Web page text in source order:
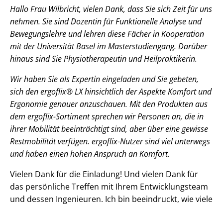
Hallo Frau Wilbricht, vielen Dank, dass Sie sich Zeit für uns
nehmen. Sie sind Dozentin für Funktionelle Analyse und
Bewegungslehre und lehren diese Fächer in Kooperation
mit der Universität Basel im Masterstudiengang. Darüber
hinaus sind Sie Physiotherapeutin und Heilpraktikerin.
Wir haben Sie als Expertin eingeladen und Sie gebeten,
sich den ergoflix® LX hinsichtlich der Aspekte Komfort und
Ergonomie genauer anzuschauen. Mit den Produkten aus
dem ergoflix-Sortiment sprechen wir Personen an, die in
ihrer Mobilität beeinträchtigt sind, aber über eine gewisse
Restmobilität verfügen. ergoflix-Nutzer sind viel unterwegs
und haben einen hohen Anspruch an Komfort.
Vielen Dank für die Einladung! Und vielen Dank für
das persönliche Treffen mit Ihrem Entwicklungsteam
und dessen Ingenieuren. Ich bin beeindruckt, wie viele